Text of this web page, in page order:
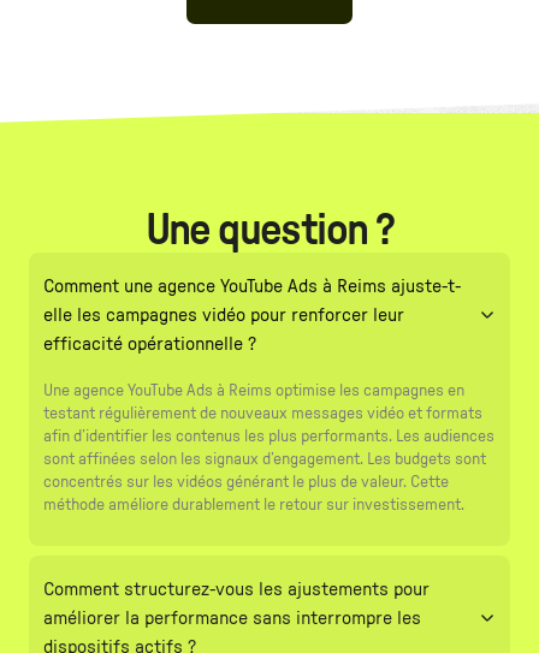
Une question ?
Comment une agence YouTube Ads à Reims ajuste-t-
elle les campagnes vidéo pour renforcer leur
efficacité opérationnelle ?
Une agence YouTube Ads à Reims optimise les campagnes en
testant régulièrement de nouveaux messages vidéo et formats
afin d’identifier les contenus les plus performants. Les audiences
sont affinées selon les signaux d’engagement. Les budgets sont
concentrés sur les vidéos générant le plus de valeur. Cette
méthode améliore durablement le retour sur investissement.
Comment structurez-vous les ajustements pour
améliorer la performance sans interrompre les
dispositifs actifs ?